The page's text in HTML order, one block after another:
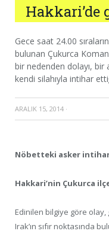
Hakkari’de
Gece saat 24.00
bulunan Çukurca
bir nedenden dolayı, bir
kendi silahıyla intihar
ARALIK 15, 2014 ·
Nöbetteki asker
Hakkari’nin Çukurca
Edinilen bilgiye göre olay,
Irak’ın sıfır noktasında